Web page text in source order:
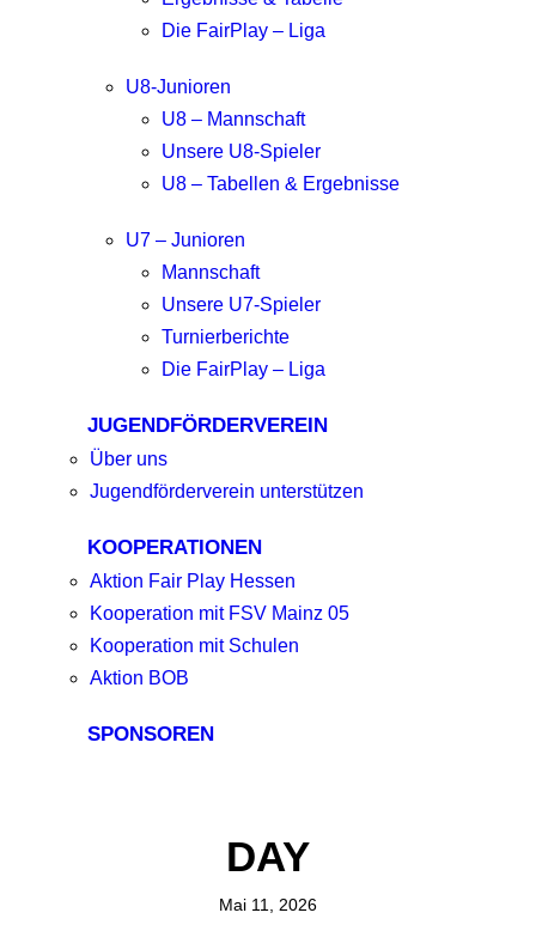
Die FairPlay – Liga
U8-Junioren
U8 – Mannschaft
Unsere U8-Spieler
U8 – Tabellen & Ergebnisse
U7 – Junioren
Mannschaft
Unsere U7-Spieler
Turnierberichte
Die FairPlay – Liga
JUGENDFÖRDERVEREIN
Über uns
Jugendförderverein unterstützen
KOOPERATIONEN
Aktion Fair Play Hessen
Kooperation mit FSV Mainz 05
Kooperation mit Schulen
Aktion BOB
SPONSOREN
DAY
Mai 11, 2026